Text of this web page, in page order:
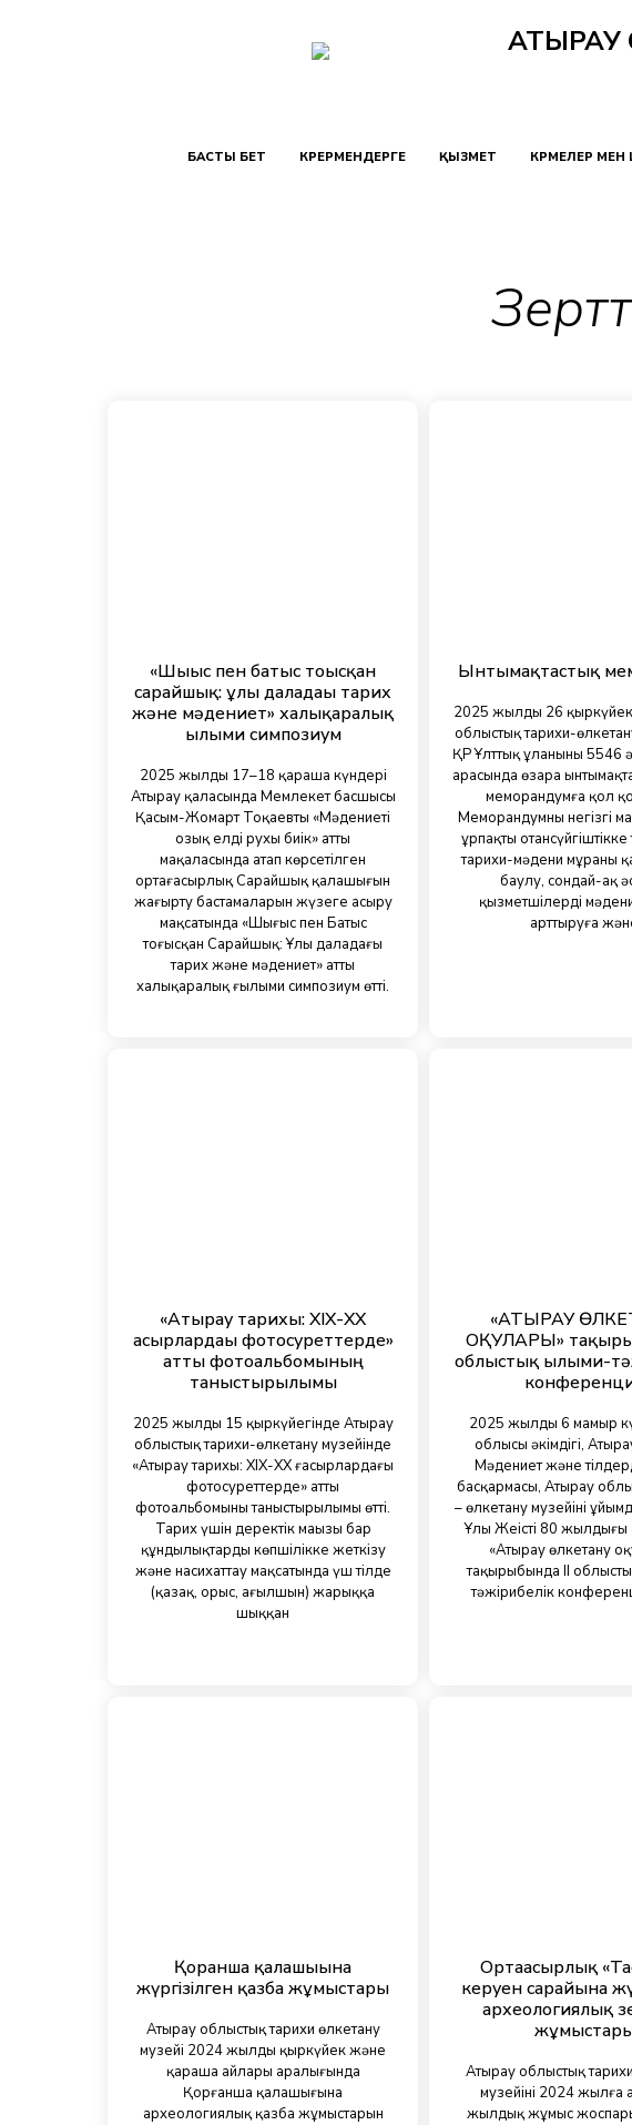
АТЫРАУ
БАСТЫ БЕТ КӨРЕРМЕНДЕРГЕ ҚЫЗМЕТ КӨРМЕЛЕР
«Шығыс пен батыс тоғысқан
сарайшық: ұлы даладағы тарих
және мәдениет» халықаралық
ғылыми симпозиум
2025 жылдың 17–18 қараша күндері
Атырау қаласында Мемлекет басшысы
Қасым-Жомарт Тоқаевтың «Мәдениеті
озық елдің рухы биік» атты
мақаласында атап көрсетілген
ортағасырлық Сарайшық қалашығын
жаңғырту бастамаларын жүзеге асыру
мақсатында «Шығыс пен Батыс
тоғысқан Сарайшық: Ұлы даладағы
тарих және мәдениет» атты
халықаралық ғылыми симпозиум өтті.
Ынтымақтастық
2025 жылдың 26
облыстық тарихи-
ҚР Ұлттық ұланының 5546
арасында өзара
меморандумға қол
Меморандумның негізгі
ұрпақты
тарихи-мәдени мұраны
баулу, сондай-ақ
қызметшілердің
арттыруға
«Атырау тарихы: ХІХ-ХХ
ғасырлардағы фотосуреттерде»
атты фотоальбомының
таныстырылымы
2025 жылдың 15 қыркүйегінде Атырау
облыстық тарихи-өлкетану музейінде
«Атырау тарихы: ХІХ-ХХ ғасырлардағы
фотосуреттерде» атты
фотоальбомының таныстырылымы өтті.
Тарих үшін деректік маңызы бар
құндылықтарды көпшілікке жеткізу
және насихаттау мақсатында үш тілде
(қазақ, орыс, ағылшын) жарыққа
шыққан
«АТЫРАУ
ОҚУЛАРЫ»
облыстық ғылыми-
2025 жылдың 6 мамыр
облысы әкімдігі,
Мәдениет және
басқармасы, Атырау
– өлкетану музейінің
Ұлы Жеңістің 80 жылдығы
«Атырау өлкетану
тақырыбында ІІ
тәжірибелік
Қорғанша қалашығына
жүргізілген қазба жұмыстары
Атырау облыстық тарихи өлкетану
музейі 2024 жылдың қыркүйек және
қараша айлары аралығында
Қорғанша қалашығына
археологиялық қазба жұмыстарын
Ортағасырлық
керуен сарайына
археологиялық
Атырау облыстық
музейінің 2024 жылға
жылдық жұмыс